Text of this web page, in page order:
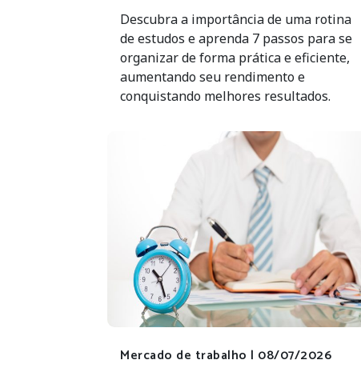
Descubra a importância de uma rotina
de estudos e aprenda 7 passos para se
organizar de forma prática e eficiente,
aumentando seu rendimento e
conquistando melhores resultados.
Mercado de trabalho | 08/07/2026